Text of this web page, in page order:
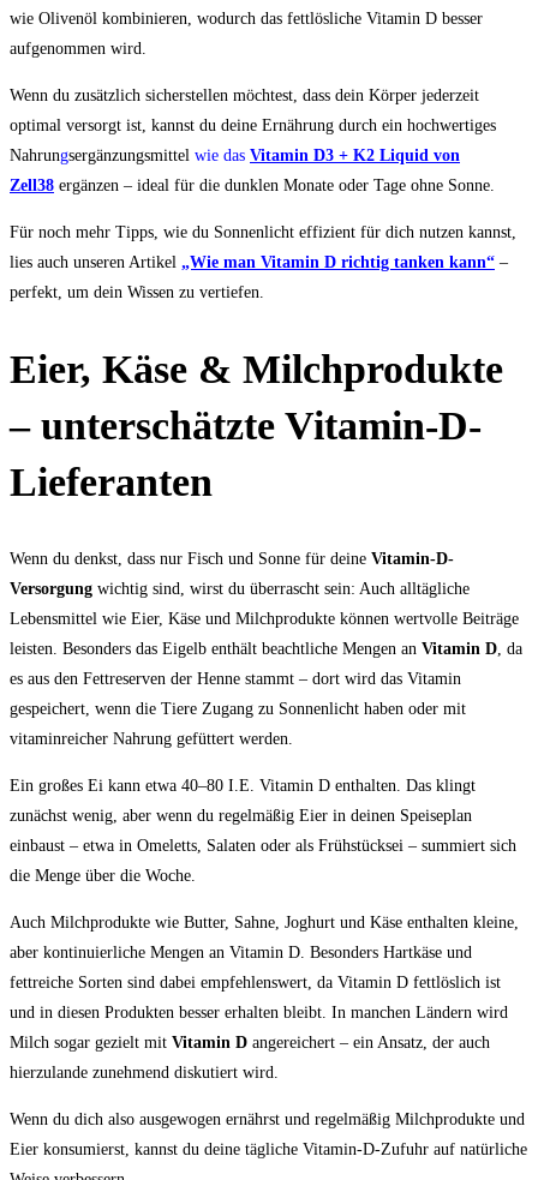
wie Olivenöl kombinieren, wodurch das fettlösliche Vitamin D besser
aufgenommen wird.
Wenn du zusätzlich sicherstellen möchtest, dass dein Körper jederzeit
optimal versorgt ist, kannst du deine Ernährung durch ein hochwertiges
Nahrungsergänzungsmittel wie das Vitamin D3 + K2 Liquid von
Zell38 ergänzen – ideal für die dunklen Monate oder Tage ohne Sonne.
Für noch mehr Tipps, wie du Sonnenlicht effizient für dich nutzen kannst,
lies auch unseren Artikel „Wie man Vitamin D richtig tanken kann“ –
perfekt, um dein Wissen zu vertiefen.
Eier, Käse & Milchprodukte
– unterschätzte Vitamin-D-
Lieferanten
Wenn du denkst, dass nur Fisch und Sonne für deine Vitamin-D-
Versorgung wichtig sind, wirst du überrascht sein: Auch alltägliche
Lebensmittel wie Eier, Käse und Milchprodukte können wertvolle Beiträge
leisten. Besonders das Eigelb enthält beachtliche Mengen an Vitamin D, da
es aus den Fettreserven der Henne stammt – dort wird das Vitamin
gespeichert, wenn die Tiere Zugang zu Sonnenlicht haben oder mit
vitaminreicher Nahrung gefüttert werden.
Ein großes Ei kann etwa 40–80 I.E. Vitamin D enthalten. Das klingt
zunächst wenig, aber wenn du regelmäßig Eier in deinen Speiseplan
einbaust – etwa in Omeletts, Salaten oder als Frühstücksei – summiert sich
die Menge über die Woche.
Auch Milchprodukte wie Butter, Sahne, Joghurt und Käse enthalten kleine,
aber kontinuierliche Mengen an Vitamin D. Besonders Hartkäse und
fettreiche Sorten sind dabei empfehlenswert, da Vitamin D fettlöslich ist
und in diesen Produkten besser erhalten bleibt. In manchen Ländern wird
Milch sogar gezielt mit Vitamin D angereichert – ein Ansatz, der auch
hierzulande zunehmend diskutiert wird.
Wenn du dich also ausgewogen ernährst und regelmäßig Milchprodukte und
Eier konsumierst, kannst du deine tägliche Vitamin-D-Zufuhr auf natürliche